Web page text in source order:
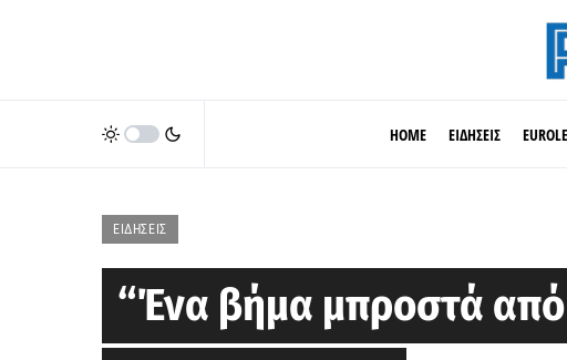
HOME ΕΙΔΗΣΕΙΣ
ΕΙΔΉΣΕΙΣ
“Ένα βήμα μπροστά από